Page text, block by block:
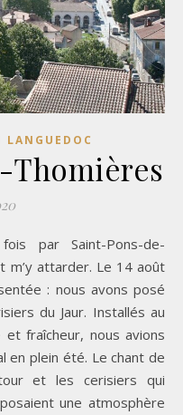
Thomières
m’y attarder. Le 14 août
: nous avons posé
du Jaur. Installés au
fraîcheur, nous avions
en plein été. Le chant de
et les cerisiers qui
une atmosphère